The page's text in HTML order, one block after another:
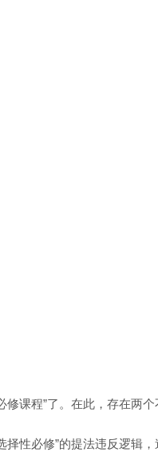
修课程”了。在此，存在两个
性必修”的提法违反逻辑，